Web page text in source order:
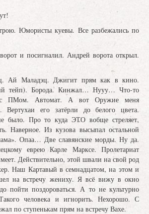
Юмористы куевы. Все разбежались по
и посигналил. Андрей ворота открыл.
Ай Маладэц. Джигит прям как в кино.
тейп). Борода. Кинжал… Нууу… Что-то
с ПМом. Автомат. А вот Оружие меня
Вертухаи его затёрли до белого цвета.
было. Про то куда ЭТО вобще стреляет,
Наверное. Из кузова высыпал остальной
Опаа… Две славянские морды. Ну да.
еврею Карле Марксе. Пролетариат
Действительно, этой швали на свой род
Наш Картавый в семнадцатом, на этом и
на встречу жениху. Я всё вижу в окно
пойти поздороваться. А то не культурно
человека и игнорить. Нехорошо. С
по ступенькам прям на встречу Вахе.